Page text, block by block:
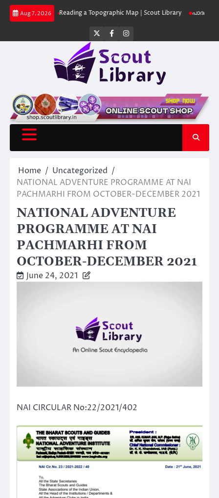
Skip
Aug 7, 2026
Library Reading a Topographic Map | Scout Library പാദമുദ്രകൾ
Twitter
FacebookInstagram
Home
Uncategorized
NATIONAL ADVENTURE PROGRAMME AT NAI
PACHMARHI FROM OCTOBER-DECEMBER 2021
NATIONAL ADVENTURE
PROGRAMME AT NAI
PACHMARHI FROM
OCTOBER-DECEMBER 2021
June 24, 2021
NAI CIRCULAR No:22/2021/402